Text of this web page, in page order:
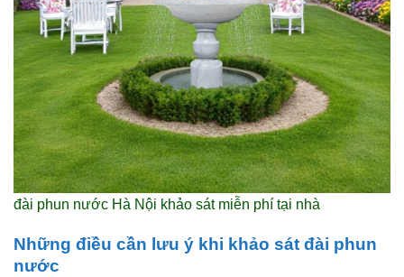
đài phun nước Hà Nội khảo sát miễn phí tại nhà
Những điều cần lưu ý khi khảo sát đài phun
nước